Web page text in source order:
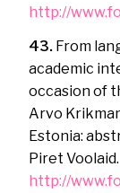
http://
43. From
academic
occasion of
Arvo
Estonia:
Piret
http://